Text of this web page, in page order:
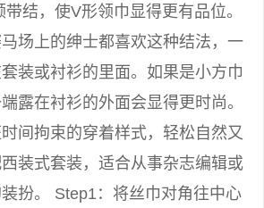
结，使V形领巾显得更有品位。
场上的绅士都喜欢这种结法，一
装或衬衫的里面。如果是小方巾
露在衬衫的外面会显得更时尚。
间拘束的穿着样式，轻松自然又
装式套装，适合从事杂志编辑或
扮。 Step1：将丝巾对角往中心